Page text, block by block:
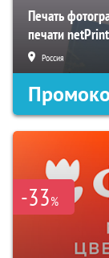
Печать
печати netPrint
Россия
-33%